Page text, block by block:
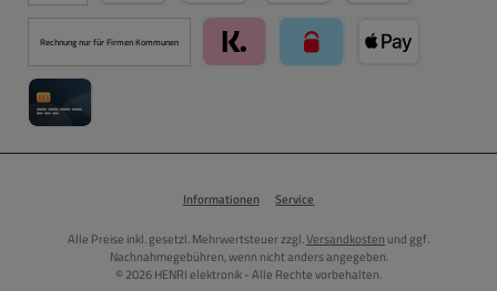
PayPal Kredit- oder Debitkarte über PayPal
Rechnung nur für Firmen Kommunen
Informationen Service
Alle Preise inkl. gesetzl. Mehrwertsteuer zzgl.Versandkosten und ggf.
Nachnahmegebühren, wenn nicht anders angegeben.
© 2026 HENRI elektronik - Alle Rechte vorbehalten.